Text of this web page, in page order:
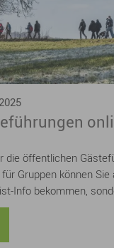
die öffentlichen
Gruppen können
Info bekommen,
online auf der
Sie suchen noch ein
für Ihre Lieben?